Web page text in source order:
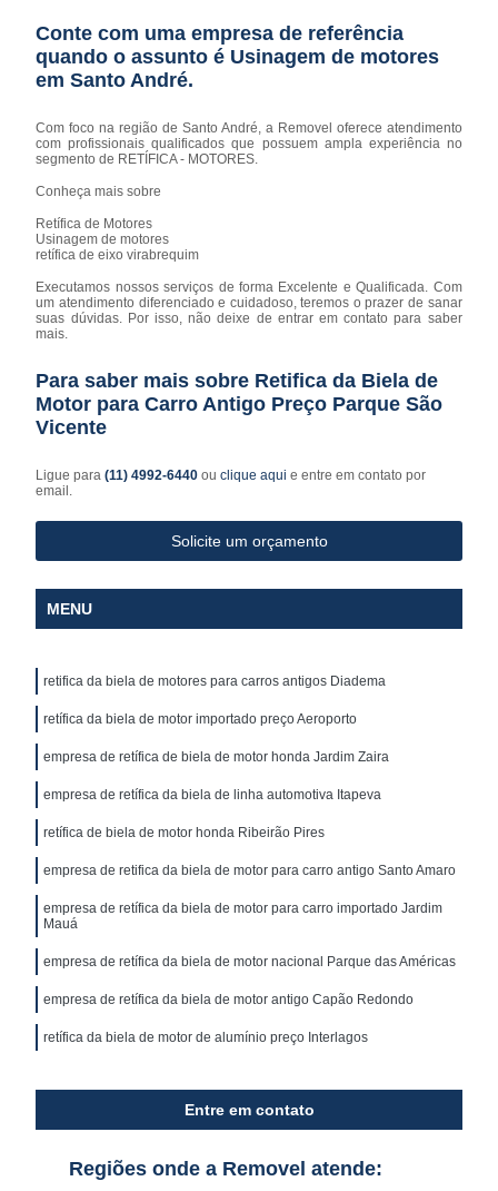
Conte com uma empresa de referência
quando o assunto é Usinagem de motores
em Santo André.
Com foco na região de Santo André, a Removel oferece atendimento
com profissionais qualificados que possuem ampla experiência no
segmento de RETÍFICA - MOTORES.
Conheça mais sobre
Retífica de Motores
Usinagem de motores
retífica de eixo virabrequim
Executamos nossos serviços de forma Excelente e Qualificada. Com
um atendimento diferenciado e cuidadoso, teremos o prazer de sanar
suas dúvidas. Por isso, não deixe de entrar em contato para saber
mais.
Para saber mais sobre Retifica da Biela de
Motor para Carro Antigo Preço Parque São
Vicente
Ligue para(11) 4992-6440ouclique aqui e entre em contato por
email.
Solicite um orçamento
MENU
retifica da biela de motores para carros antigos Diadema
retífica da biela de motor importado preço Aeroporto
empresa de retífica de biela de motor honda Jardim Zaira
empresa de retífica da biela de linha automotiva Itapeva
retífica de biela de motor honda Ribeirão Pires
empresa de retifica da biela de motor para carro antigo Santo Amaro
empresa de retífica da biela de motor para carro importado Jardim
Mauá
empresa de retífica da biela de motor nacional Parque das Américas
empresa de retífica da biela de motor antigo Capão Redondo
retífica da biela de motor de alumínio preço Interlagos
Entre em contato
Regiões onde a Removel atende: